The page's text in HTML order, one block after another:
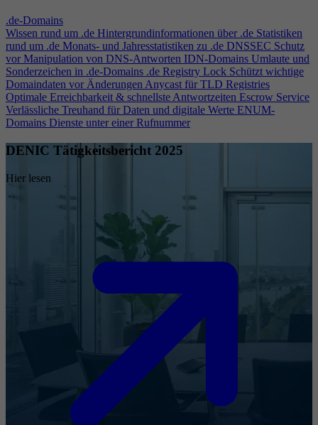
.de-Domains
Wissen rund um .de Hintergrundinformationen über .de Statistiken
rund um .de Monats- und Jahresstatistiken zu .de DNSSEC Schutz
vor Manipulation von DNS-Antworten IDN-Domains Umlaute und
Sonderzeichen in .de-Domains .de Registry Lock Schützt wichtige
Domaindaten vor ÄnderungenAnycast für TLD Registries
Optimale Erreichbarkeit & schnellste Antwortzeiten Escrow Service
Verlässliche Treuhand für Daten und digitale Werte ENUM-
Domains Dienste unter einer Rufnummer
DENIC Tätigkeitsbericht 2025
Hier lesen